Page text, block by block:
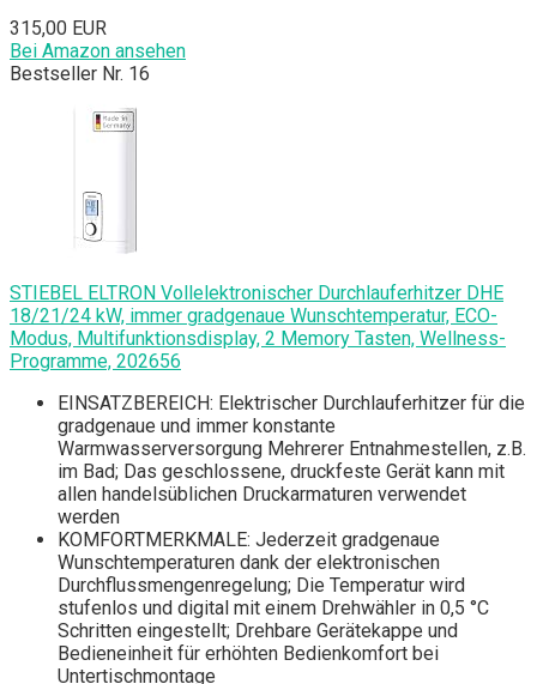
315,00 EUR
Bei Amazon ansehen
Bestseller Nr. 16
STIEBEL ELTRON Vollelektronischer Durchlauferhitzer DHE
18/21/24 kW, immer gradgenaue Wunschtemperatur, ECO-
Modus, Multifunktionsdisplay, 2 Memory Tasten, Wellness-
Programme, 202656
EINSATZBEREICH: Elektrischer Durchlauferhitzer für die
gradgenaue und immer konstante
Warmwasserversorgung Mehrerer Entnahmestellen, z.B.
im Bad; Das geschlossene, druckfeste Gerät kann mit
allen handelsüblichen Druckarmaturen verwendet
werden
KOMFORTMERKMALE: Jederzeit gradgenaue
Wunschtemperaturen dank der elektronischen
Durchflussmengenregelung; Die Temperatur wird
stufenlos und digital mit einem Drehwähler in 0,5 °C
Schritten eingestellt; Drehbare Gerätekappe und
Bedieneinheit für erhöhten Bedienkomfort bei
Untertischmontage